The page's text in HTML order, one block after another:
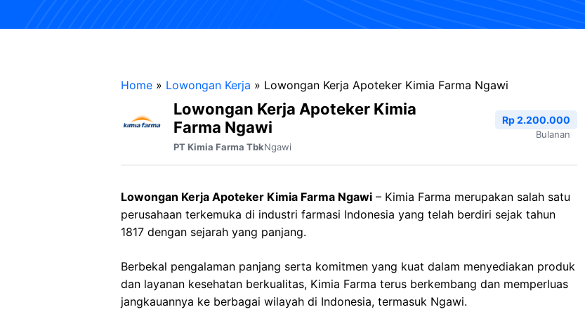
Home » Lowongan Kerja » Lowongan Kerja Apoteker Kimia Farma Ngawi
Lowongan Kerja Apoteker Kimia
Farma Ngawi
PT Kimia Farma TbkNgawi
Rp 2.200.000
Bulanan
Lowongan Kerja Apoteker Kimia Farma Ngawi – Kimia Farma merupakan salah satu
perusahaan terkemuka di industri farmasi Indonesia yang telah berdiri sejak tahun
1817 dengan sejarah yang panjang.
Berbekal pengalaman panjang serta komitmen yang kuat dalam menyediakan produk
dan layanan kesehatan berkualitas, Kimia Farma terus berkembang dan memperluas
jangkauannya ke berbagai wilayah di Indonesia, termasuk Ngawi.